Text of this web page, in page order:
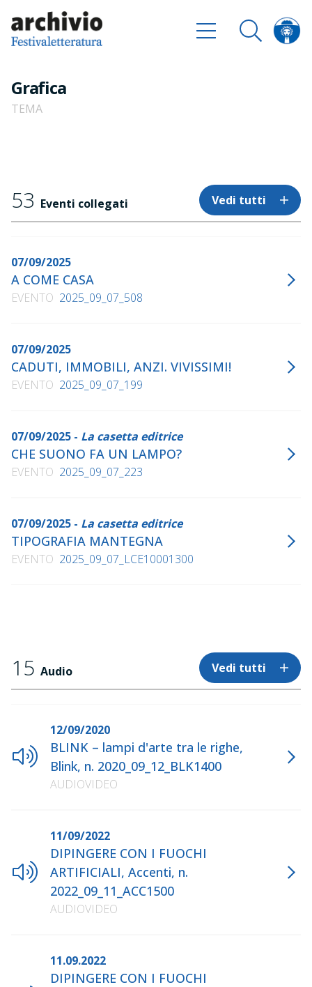
Grafica
TEMA
53 Eventi collegati Vedi tutti
07/09/2025
A COME CASA
EVENTO 2025_09_07_508
07/09/2025
CADUTI, IMMOBILI, ANZI. VIVISSIMI!
EVENTO 2025_09_07_199
07/09/2025 - La casetta editrice
CHE SUONO FA UN LAMPO?
EVENTO 2025_09_07_223
07/09/2025 - La casetta editrice
TIPOGRAFIA MANTEGNA
EVENTO 2025_09_07_LCE10001300
15 Audio Vedi tutti
12/09/2020
BLINK – lampi d'arte tra le righe,
Blink, n. 2020_09_12_BLK1400
AUDIOVIDEO
11/09/2022
DIPINGERE CON I FUOCHI
ARTIFICIALI, Accenti, n.
2022_09_11_ACC1500
AUDIOVIDEO
11.09.2022
DIPINGERE CON I FUOCHI